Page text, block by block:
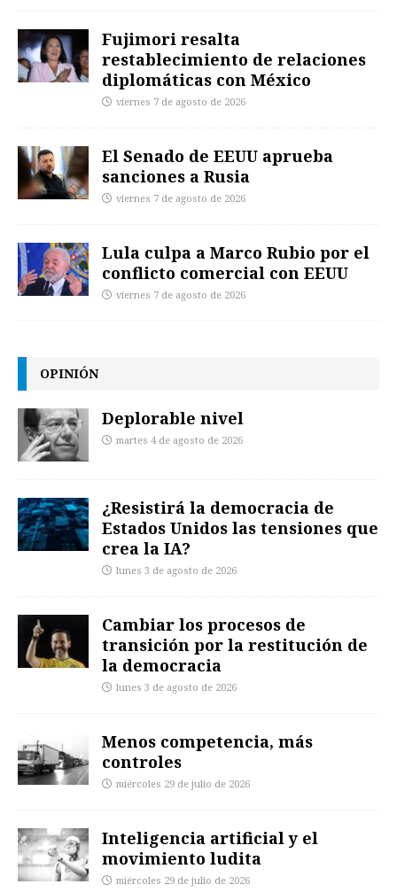
Fujimori resalta
restablecimiento de relaciones
diplomáticas con México
viernes 7 de agosto de 2026
El Senado de EEUU aprueba
sanciones a Rusia
viernes 7 de agosto de 2026
Lula culpa a Marco Rubio por el
conflicto comercial con EEUU
viernes 7 de agosto de 2026
OPINIÓN
Deplorable nivel
martes 4 de agosto de 2026
¿Resistirá la democracia de
Estados Unidos las tensiones que
crea la IA?
lunes 3 de agosto de 2026
Cambiar los procesos de
transición por la restitución de
la democracia
lunes 3 de agosto de 2026
Menos competencia, más
controles
miércoles 29 de julio de 2026
Inteligencia artificial y el
movimiento ludita
miércoles 29 de julio de 2026